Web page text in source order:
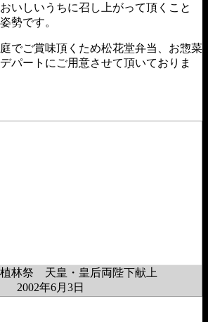
いしいうちに召し上がって頂くこと
勢です。
でご賞味頂くため松花堂弁当、お惣菜
パートにご用意させて頂いておりま
林祭 天皇・皇后両陛下献上
2002年6月3日